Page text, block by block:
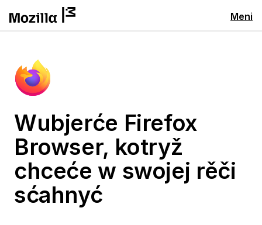
Meni
Wubjerće Firefox
Browser, kotryž
chceće w swojej rěči
sćahnyć